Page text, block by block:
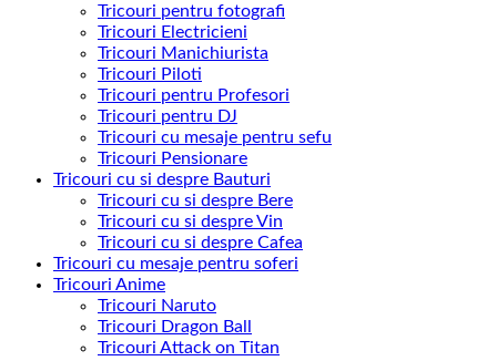
Tricouri pentru fotografi
Tricouri Electricieni
Tricouri Manichiurista
Tricouri Piloti
Tricouri pentru Profesori
Tricouri pentru DJ
Tricouri cu mesaje pentru sefu
Tricouri Pensionare
Tricouri cu si despre Bauturi
Tricouri cu si despre Bere
Tricouri cu si despre Vin
Tricouri cu si despre Cafea
Tricouri cu mesaje pentru soferi
Tricouri Anime
Tricouri Naruto
Tricouri Dragon Ball
Tricouri Attack on Titan